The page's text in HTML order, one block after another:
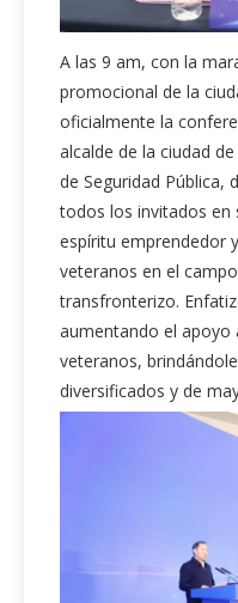
A las 9 am, con la
promocional de la
oficialmente la
alcalde de la ciudad
de Seguridad Pública,
todos los invitados en
espíritu emprendedor
veteranos en el
transfronterizo.
aumentando el apoyo
veteranos,
diversificados y de